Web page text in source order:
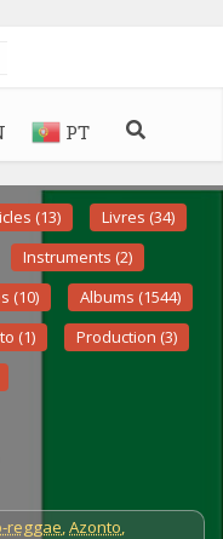
PT
(13)
Livres (34)
Instruments (2)
(10)
Albums (1544)
(1)
Production (3)
reggae,Azonto,